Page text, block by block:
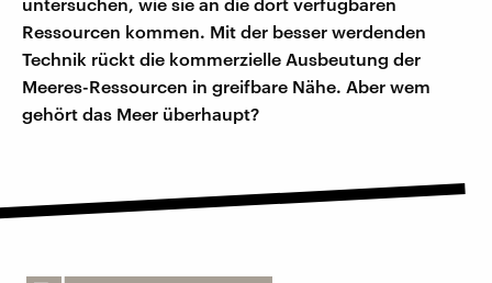
Ressourcen kommen. Mit der besser werdenden
Technik rückt die kommerzielle Ausbeutung der
Meeres-Ressourcen in greifbare Nähe. Aber wem
gehört das Meer überhaupt?